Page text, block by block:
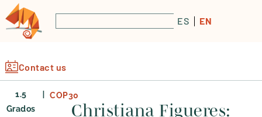
ES EN
Contact us
1.5
Grados
| COP30
Christiana Figueres: